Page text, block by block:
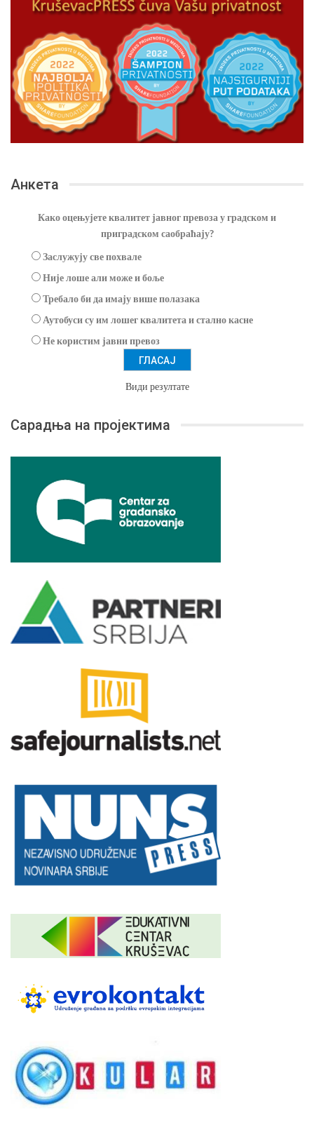
Анкета
Како оцењујете квалитет јавног превоза у градском и
приградском саобраћају?
Заслужују све похвале
Није лоше али може и боље
Требало би да имају више полазака
Аутобуси су им лошег квалитета и стално касне
Не користим јавни превоз
Види резултате
Сарадња на пројектима